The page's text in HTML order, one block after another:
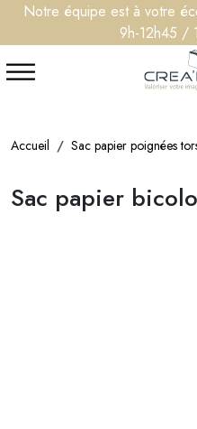
Notre équipe est à votre
9h-12h45 /
Accueil Sac papier poignées
Sac papier